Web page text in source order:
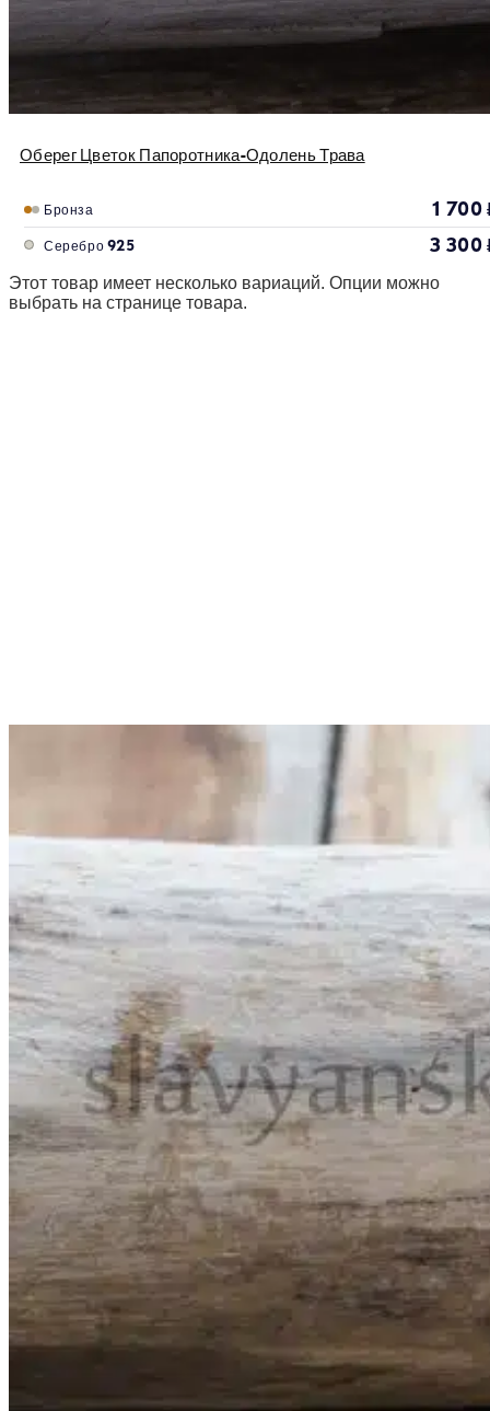
Оберег Цветок Папоротника-Одолень Трава
Бронза 1 700
Серебро 925 3 300
Этот товар имеет несколько вариаций. Опции можно
выбрать на странице товара.